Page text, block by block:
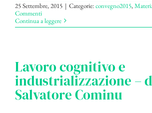
25 Settembre, 2015 | Categorie:convegno2015,
Commenti
Continua a leggere
Lavoro cognitivo e
industrializzazione –
Salvatore Cominu